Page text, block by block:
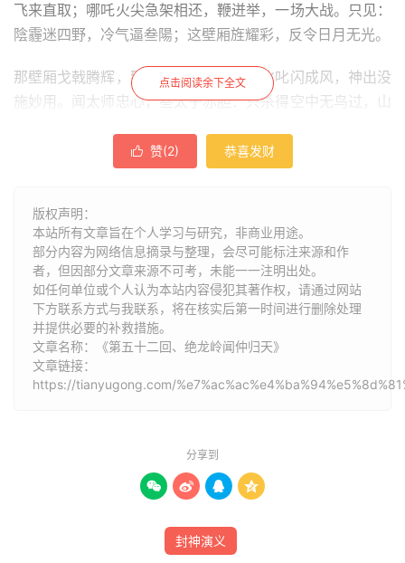
飞来直取；哪吒火尖急架相还，鞭迸举，一场大战。只见：
陰霾迷四野，冷气逼叁陽；这壁厢旌耀彩，反令日月无光。
那壁厢戈戟腾辉，致使儿郎丧胆；金鞭叱叱闪成风，神出没
施妙用。闻太师忠心，叁太子赤胆：只杀得空中无鸟过，山
话说闻太师与邓 忠、辛环、吉立、余庆，把哪吒裹在垓
州铁，成一段钢；落在能工手，造成丈八长。刺虎穿胸连树
倒，降魔锋利似秋霜；大将逢之翻下马，冲营□（左“足”右
“丽”）降士俱亡。展放光芒天地暗，吞吐寒雾日无光。
哪吒抖搜神威，酣战五将，大叫一声，把吉立刺於马下。忙
把风火轮登出阵来，取乾坤圈祭在空中，正中邓 忠肩甲，
翻下鞍□鞒，被哪吒复一，结果了性命；一道灵光，俱往封
神台去了。闻太师见又折了邓 忠、吉立二将，十分懊悔，
哪吒得获全胜，回西岐报功不表。且说闻太师兵败前行，至
晚检点残兵，不足一万馀人；太师升帐坐下，愧赧无地；自
思曰：“吾自征伐，未尝挫锐；今日西征，致有片甲不存之
辱。”辛环在侧曰：“太师且请宽慰，胜负乃兵家之常，何必
挂心？俟回朝再整大队人马，以复此仇未迟。
点击阅读余下全文
 赞(2) 恭喜发财
版权声明：
本站所有文章旨在个人学习与研究，非商业用途。
部分内容为网络信息摘录与整理，会尽可能标注来源和作
者，但因部分文章来源不可考，未能一一注明出处。
如任何单位或个人认为本站内容侵犯其著作权，请通过网站
下方联系方式与我联系​​，将在核实后第一时间进行删除处理
并提供必要的补救措施。
文章名称：《第五十二回、绝龙岭闻仲归天》
文章链接：
https://tianyugong.com/
分享到
   
封神演义